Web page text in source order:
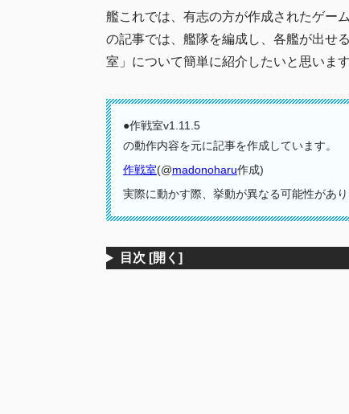
艦これでは、有志の方が作成されたゲー
の記事では、艦隊を編成し、各艦が出せ
室」について簡単に紹介したいと思います
●作戦室v1.11.5
の動作内容を元に記事を作成しています。
作戦室(@madonoharu作成)
実際に動かす際、挙動が異なる可能性があり
目次 [開く]
4 その他機能
4.1 データの
5 まとめ